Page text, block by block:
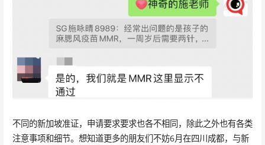
不同的新加坡准证，申请要求要求也各不相同，除此之外也有各类
注意事项和细节。想知道更多的朋友们不妨6月在四川成都，与新